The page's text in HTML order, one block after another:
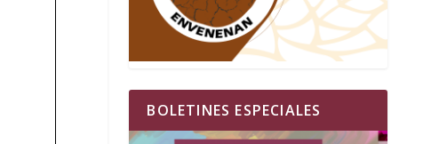
BOLETINES ESPECIALES